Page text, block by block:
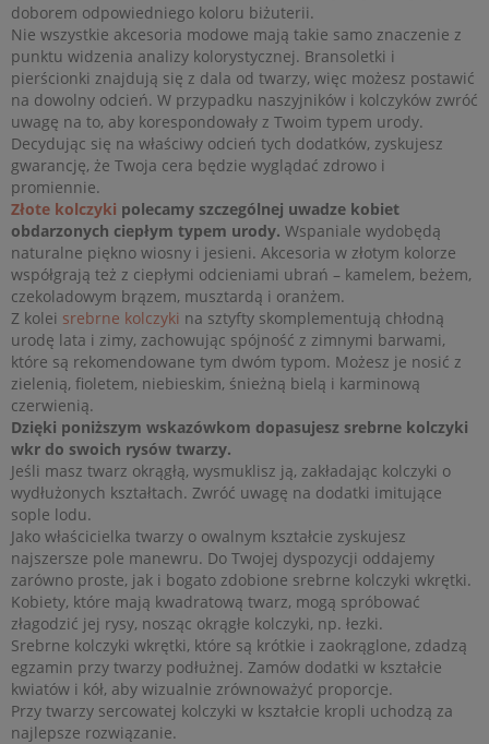
doborem odpowiedniego koloru biżuterii.
Nie wszystkie akcesoria modowe mają takie samo znaczenie z
punktu widzenia analizy kolorystycznej. Bransoletki i
pierścionki znajdują się z dala od twarzy, więc możesz postawić
na dowolny odcień. W przypadku naszyjników i kolczyków zwróć
uwagę na to, aby korespondowały z Twoim typem urody.
Decydując się na właściwy odcień tych dodatków, zyskujesz
gwarancję, że Twoja cera będzie wyglądać zdrowo i
promiennie.
Złote kolczyki polecamy szczególnej uwadze kobiet
obdarzonych ciepłym typem urody. Wspaniale wydobędą
naturalne piękno wiosny i jesieni. Akcesoria w złotym kolorze
współgrają też z ciepłymi odcieniami ubrań – kamelem, beżem,
czekoladowym brązem, musztardą i oranżem.
Z kolei srebrne kolczyki na sztyfty skomplementują chłodną
urodę lata i zimy, zachowując spójność z zimnymi barwami,
które są rekomendowane tym dwóm typom. Możesz je nosić z
zielenią, fioletem, niebieskim, śnieżną bielą i karminową
czerwienią.
Dzięki poniższym wskazówkom dopasujesz srebrne kolczyki
wkr do swoich rysów twarzy.
Jeśli masz twarz okrągłą, wysmuklisz ją, zakładając kolczyki o
wydłużonych kształtach. Zwróć uwagę na dodatki imitujące
sople lodu.
Jako właścicielka twarzy o owalnym kształcie zyskujesz
najszersze pole manewru. Do Twojej dyspozycji oddajemy
zarówno proste, jak i bogato zdobione srebrne kolczyki wkrętki.
Kobiety, które mają kwadratową twarz, mogą spróbować
złagodzić jej rysy, nosząc okrągłe kolczyki, np. łezki.
Srebrne kolczyki wkrętki, które są krótkie i zaokrąglone, zdadzą
egzamin przy twarzy podłużnej. Zamów dodatki w kształcie
kwiatów i kół, aby wizualnie zrównoważyć proporcje.
Przy twarzy sercowatej kolczyki w kształcie kropli uchodzą za
najlepsze rozwiązanie.